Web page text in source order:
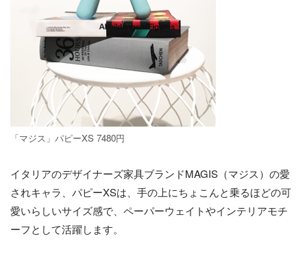
「マジス」パピーXS 7480円
イタリアのデザイナーズ家具ブランドMAGIS（マジス）の愛
されキャラ、パピーXSは、手の上にちょこんと乗るほどの可
愛いらしいサイズ感で、ペーパーウェイトやインテリアモチ
ーフとして活躍します。